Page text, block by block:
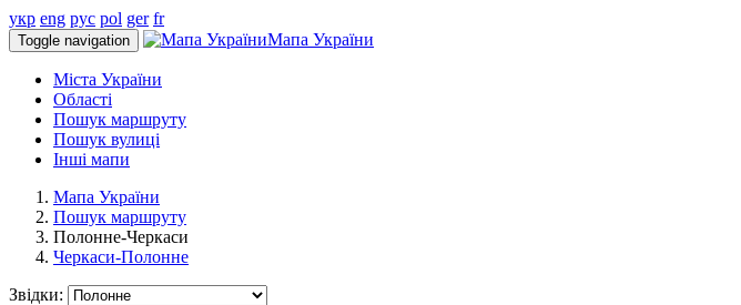
укр eng рус pol ger fr
Toggle navigation Мапа України
Міста України
Області
Пошук маршруту
Пошук вулиці
Інші мапи
Мапа України
Пошук маршруту
Полонне-Черкаси
Черкаси-Полонне
Звідки: